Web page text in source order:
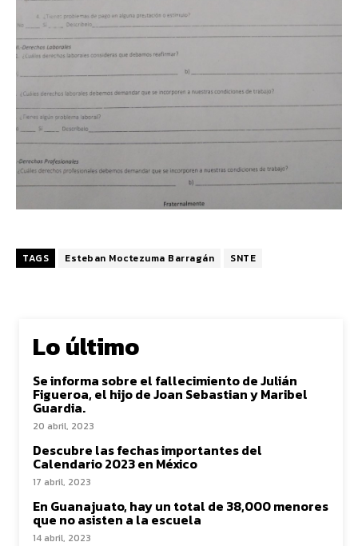
TAGS Esteban Moctezuma Barragán SNTE
Lo último
Se informa sobre el fallecimiento de Julián
Figueroa, el hijo de Joan Sebastian y Maribel
Guardia.
20 abril, 2023
Descubre las fechas importantes del
Calendario 2023 en México
17 abril, 2023
En Guanajuato, hay un total de 38,000 menores
que no asisten a la escuela
14 abril, 2023